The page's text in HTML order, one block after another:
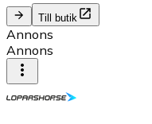
Till butik
Annons
Annons